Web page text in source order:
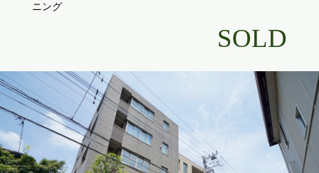
ニング
SOLD